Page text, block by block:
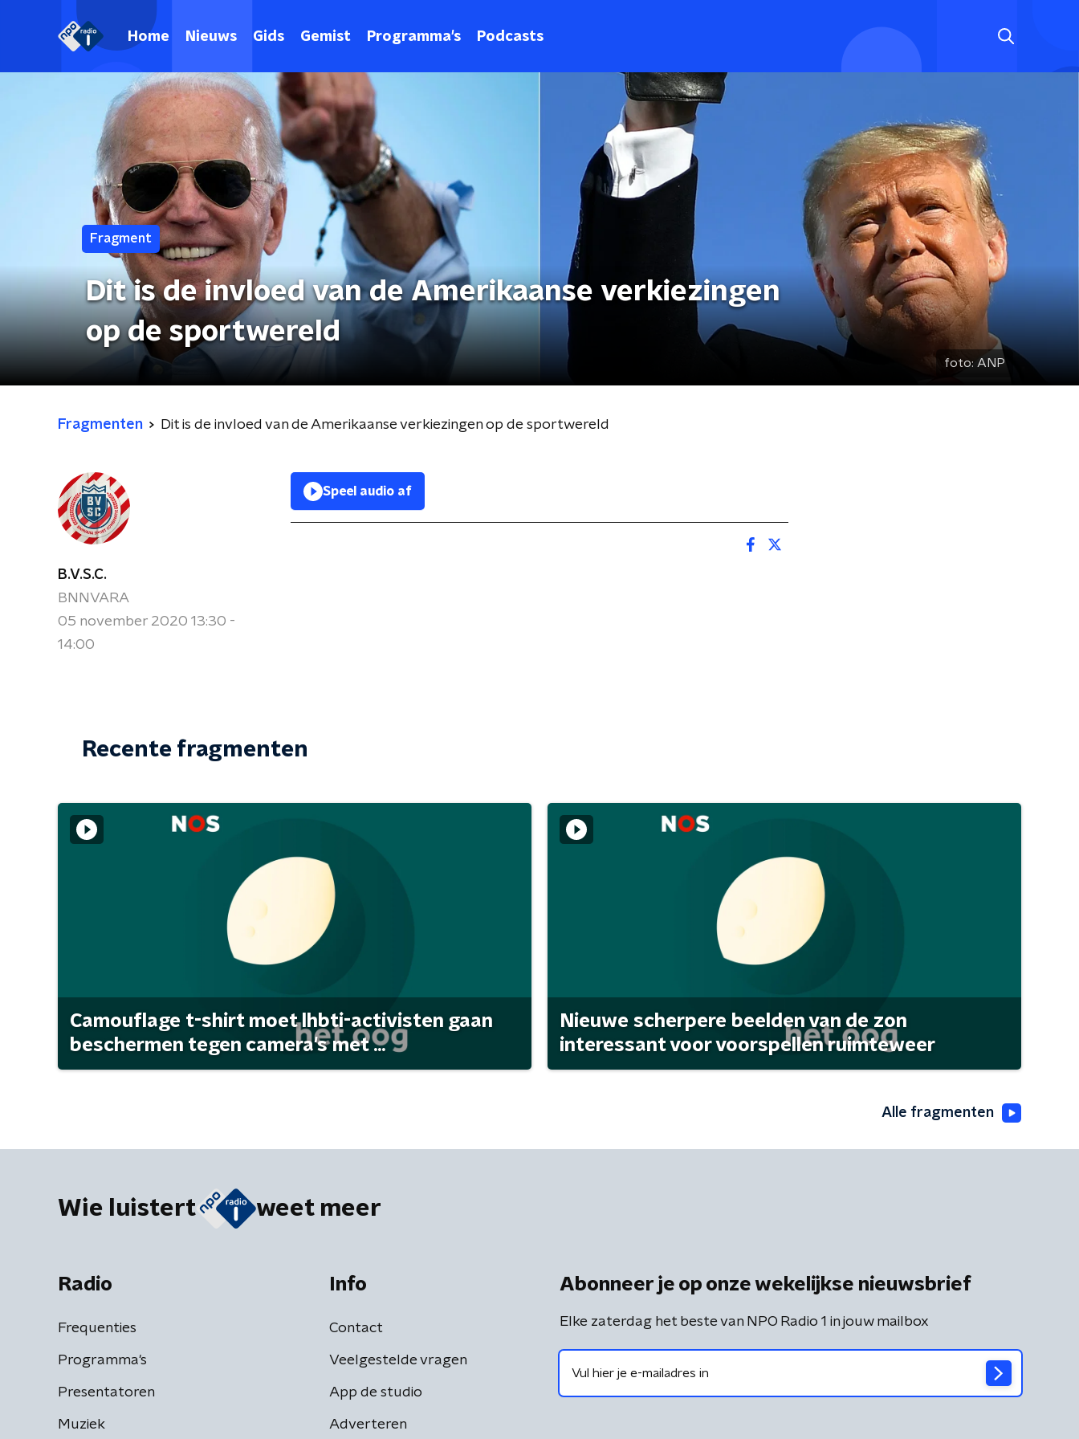
Home Nieuws Gids Gemist Programma's Podcasts
Fragment
Dit is de invloed van de Amerikaanse verkiezingen
op de sportwereld
foto: ANP
Fragmenten Dit is de invloed van de Amerikaanse verkiezingen op de sportwereld
B.V.S.C.
BNNVARA
05 november 2020 13:30 -
14:00
Speel audio af
Recente fragmenten
Camouflage t-shirt moet lhbti-activisten gaan
beschermen tegen camera's met ...
Nieuwe scherpere beelden van de zon
interessant voor voorspellen ruimteweer
Alle fragmenten
Wie luistert weet meer
Radio
Frequenties
Programma's
Presentatoren
Muziek
Info
Contact
Veelgestelde vragen
App de studio
Adverteren
Abonneer je op onze wekelijkse nieuwsbrief
Elke zaterdag het beste van NPO Radio 1 in jouw mailbox